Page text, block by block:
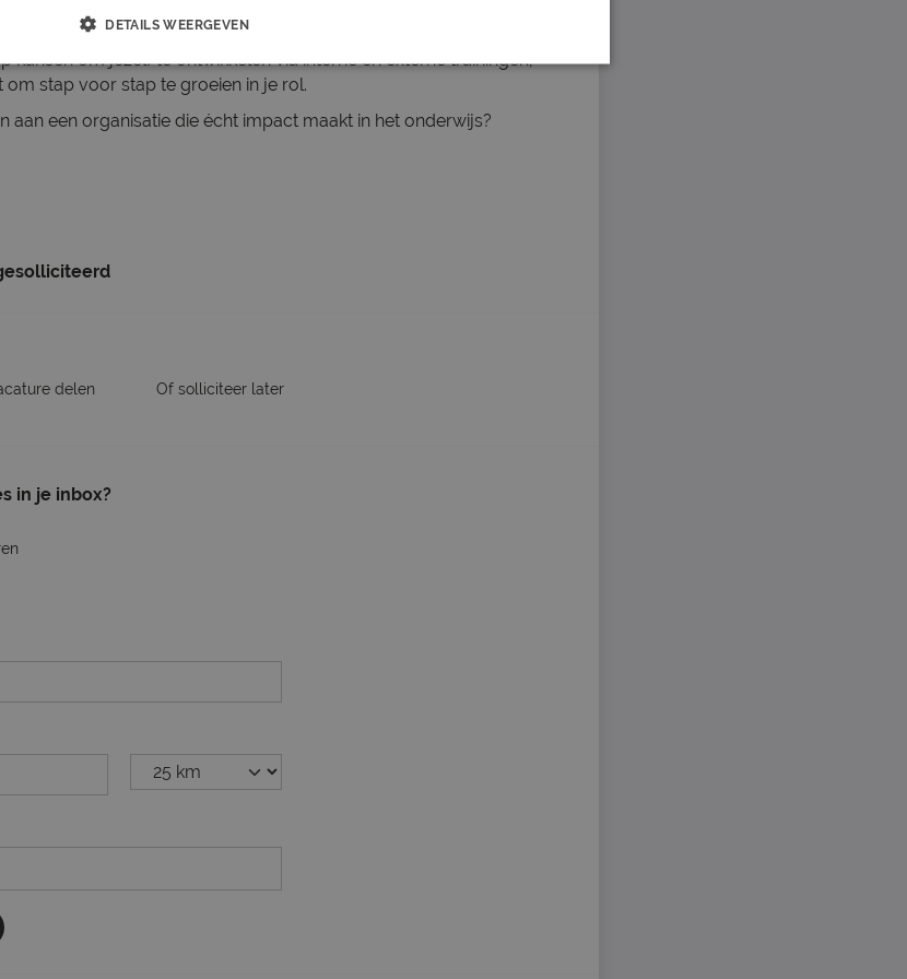
en samenwerkingsgerichte omgeving waar jouw ideeën worden
kansen om jezelf te ontwikkelen via interne en externe trainingen,
stap voor stap te groeien in je rol.
aan een organisatie die écht impact maakt in het onderwijs?
delen Of solliciteer later
in je inbox?
DETAILS WEERGEVEN